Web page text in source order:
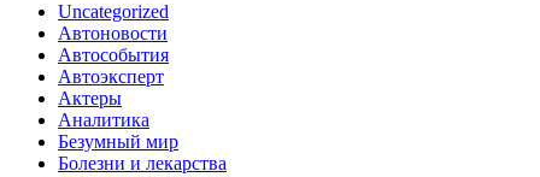
Uncategorized
Автоновости
Автособытия
Автоэксперт
Актеры
Аналитика
Безумный мир
Болезни и лекарства